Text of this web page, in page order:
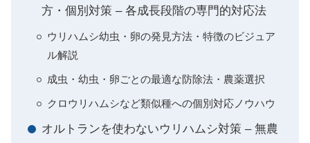
方・個別対策 – 各成長段階の専門的対応法
ウリハムシ幼虫・卵の発見方法・特徴のビジュア
ル解説
成虫・幼虫・卵ごとの最適な防除法・農薬選択
クロウリハムシなど類似種への個別対応ノウハウ
オルトランを使わないウリハムシ対策 – 無農